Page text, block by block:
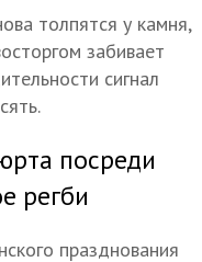
толпятся у камня,
забивает
сигнал
посреди
регби
празднования